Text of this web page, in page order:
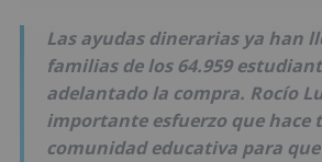
Las ayudas dinerarias ya han
familias de los 64.959
adelantado la compra. Rocío
importante esfuerzo que hace
comunidad educativa para